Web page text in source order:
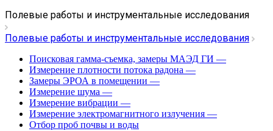
Полевые работы и инструментальные исследования
Полевые работы и инструментальные исследования
Поисковая гамма-съемка, замеры МАЭД ГИ —
Измерение плотности потока радона —
Замеры ЭРОА в помещении —
Измерение шума —
Измерение вибрации —
Измерение электромагнитного излучения —
Отбор проб почвы и воды